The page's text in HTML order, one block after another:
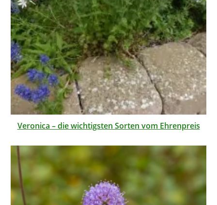
Veronica – die wichtigsten Sorten vom Ehrenpreis